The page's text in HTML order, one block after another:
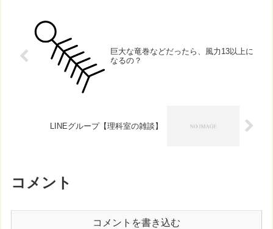
巨大な竜巻などだったら、風力13以上に
なるの？
LINEグループ【理科室の雑談】
コメント
コメントを書き込む